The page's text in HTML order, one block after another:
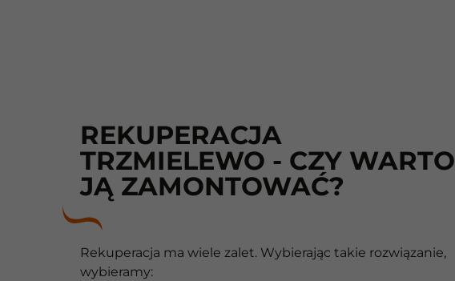
REKUPERACJA
TRZMIELEWO - CZY WARTO
JĄ ZAMONTOWAĆ?
Rekuperacja ma wiele zalet. Wybierając takie rozwiązanie,
wybieramy: